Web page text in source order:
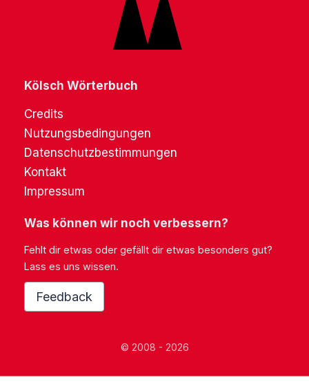
Kölsch Wörterbuch
Credits
Nutzungsbedingungen
Datenschutzbestimmungen
Kontakt
Impressum
Was können wir noch verbessern?
Fehlt dir etwas oder gefällt dir etwas besonders gut?
Lass es uns wissen.
Feedback
© 2008 - 2026